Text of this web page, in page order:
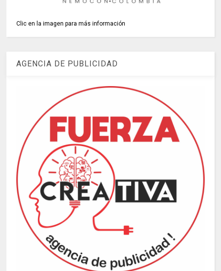
Clic en la imagen para más información
AGENCIA DE PUBLICIDAD